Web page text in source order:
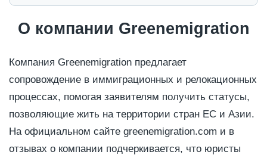
О компании Greenemigration
Компания Greenemigration предлагает
сопровождение в иммиграционных и релокационных
процессах, помогая заявителям получить статусы,
позволяющие жить на территории стран ЕС и Азии.
На официальном сайте greenemigration.com и в
отзывах о компании подчеркивается, что юристы